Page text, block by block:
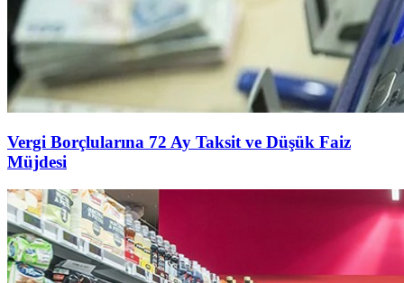
Vergi Borçlularına 72 Ay Taksit ve Düşük Faiz
Müjdesi